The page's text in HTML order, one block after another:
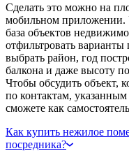
Сделать это можно на
мобильном приложении.
база объектов
отфильтровать
выбрать район, год
балкона и даже высоту
Чтобы обсудить объект,
по контактам,
сможете как
Как купить нежилое
посредника?